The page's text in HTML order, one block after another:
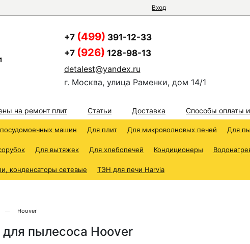
Вход
+7 (499) 391-12-33
+7 (926) 128-98-13
detalest@yandex.ru
г. Москва, улица Раменки, дом 14/1
на ремонт плит Статьи Доставка Способы оплаты
машин Для плит Для микроволновых печей Для
Для вытяжек Для хлебопечей Кондиционеры
конденсаторы сетевые ТЭН для печи Harvia
Hoover
пылесоса Hoover